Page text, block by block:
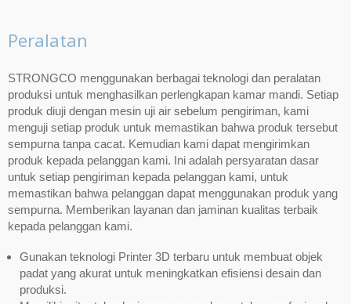
Peralatan
STRONGCO menggunakan berbagai teknologi dan peralatan
produksi untuk menghasilkan perlengkapan kamar mandi. Setiap
produk diuji dengan mesin uji air sebelum pengiriman, kami
menguji setiap produk untuk memastikan bahwa produk tersebut
sempurna tanpa cacat. Kemudian kami dapat mengirimkan
produk kepada pelanggan kami. Ini adalah persyaratan dasar
untuk setiap pengiriman kepada pelanggan kami, untuk
memastikan bahwa pelanggan dapat menggunakan produk yang
sempurna. Memberikan layanan dan jaminan kualitas terbaik
kepada pelanggan kami.
Gunakan teknologi Printer 3D terbaru untuk membuat objek
padat yang akurat untuk meningkatkan efisiensi desain dan
produksi.